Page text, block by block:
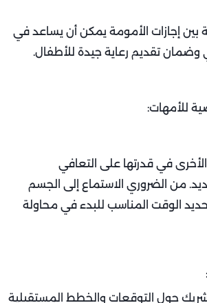
بين إجازات الأمومة يمكن أن يساعد في
وضمان تقديم رعاية جيدة للأطفال.
للأمهات:
في قدرتها على التعافي
من الضروري الاستماع إلى الجسم
الوقت المناسب للبدء في محاولة
حول التوقعات والخطط المستقبلية